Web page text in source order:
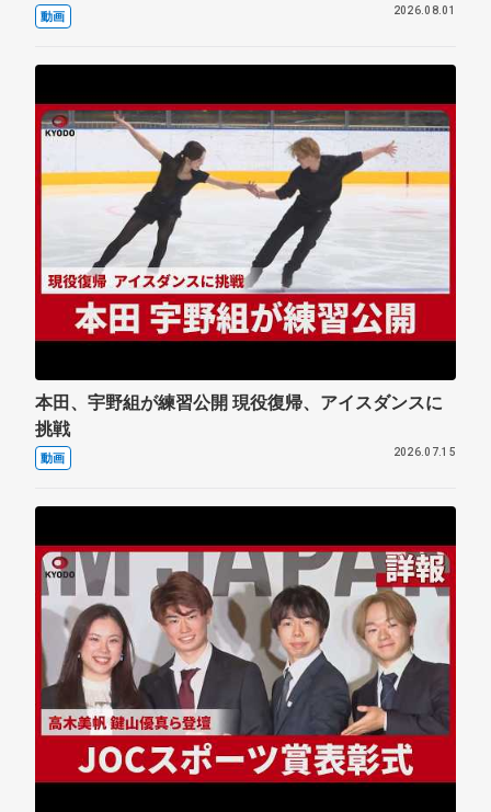
動画 2026.08.01
本田、宇野組が練習公開 現役復帰、アイスダンスに
挑戦
動画 2026.07.15